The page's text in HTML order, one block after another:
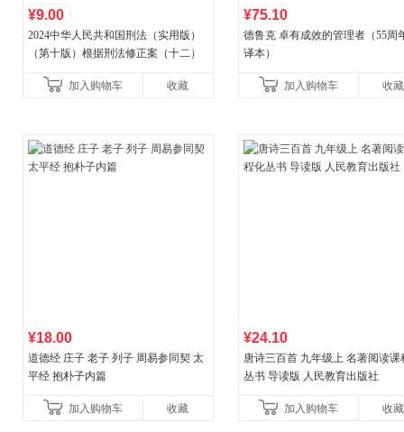
¥9.00
2024中华人民共和国刑法（实用版）
（第十版）根据刑法修正案（十二）
加入购物车
收藏
¥75.10
德鲁克 卓有成效的管理者（55周
译本）
加入购物车 收藏
¥18.00
道德经 庄子 老子 列子 周易参同契 太
平经 抱朴子内篇
加入购物车 收藏
¥24.10
唐诗三百首 九年级上 名著阅读课
丛书 导读版 人民教育出版社
加入购物车 收藏